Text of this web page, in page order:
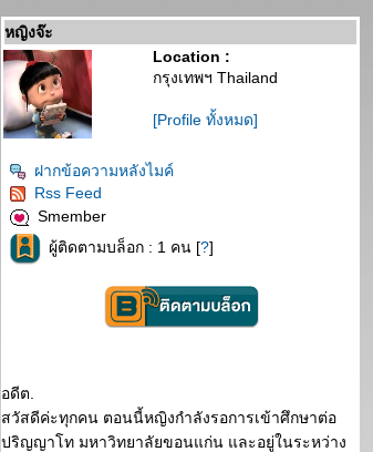
หญิงจ๊ะ
Location :
กรุงเทพฯ Thailand
[Profile ทั้งหมด]
ฝากข้อความหลังไมค์
Rss Feed
Smember
ผู้ติดตามบล็อก : 1 คน [?]
อดีต.
สวัสดีค่ะทุกคน ตอนนี้หญิงกำลังรอการเข้าศึกษาต่อ
ปริญญาโท มหาวิทยาลัยขอนแก่น และอยู่ในระหว่าง